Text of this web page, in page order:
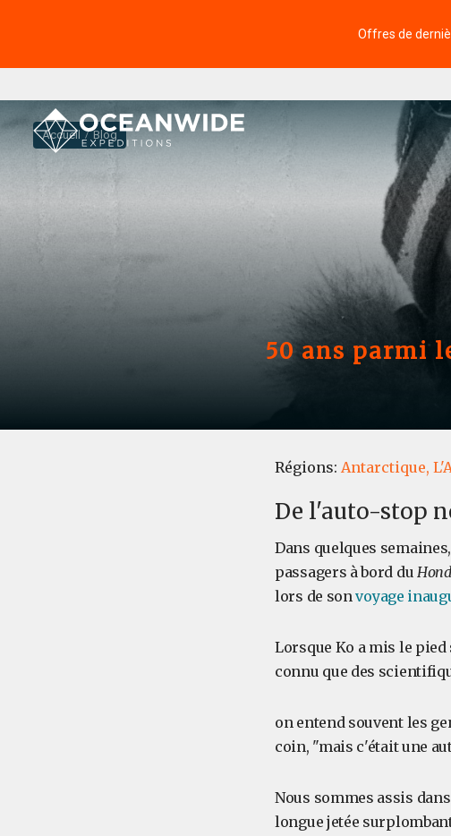
Offres de
Accueil Blog
50 ans parmi
Régions: Antarctique,
De l'auto-stop
Dans quelques
passagers à bord du
lors de sonvoyage
Lorsque Ko a mis le
connu que des
on entend souvent les
coin, "mais c'était une
Nous sommes assis
longue jetée